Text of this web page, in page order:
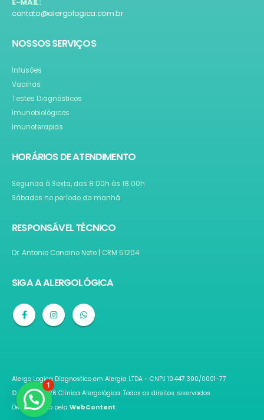
contato@alergologica.com.br
NOSSOS SERVIÇOS
Infusões
Vacinas
Testes Diagnósticos
Imunobiológicos
Imunoterapias
HORÁRIOS DE ATENDIMENTO
Segunda à Sexta, das 8:00h às 18:00h
Sábados no período da manhã
RESPONSÁVEL TÉCNICO
Dr. Antonio Condino Neto | CRM 51204
SIGA A ALERGOLÓGICA
Alergo Logica Diagnostico em Alergia LTDA - CNPJ 10.447.300/0001-77
© 2021 - 2026 Clínica Alergológica. Todos os direitos reservados.
Desenvolvido pela WebContent.
1